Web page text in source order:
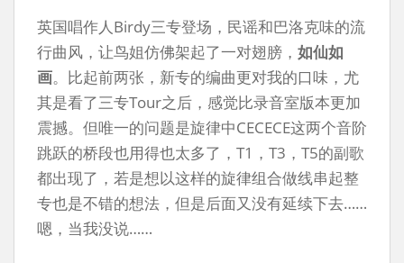
英国唱作人Birdy三专登场，民谣和巴洛克味的流
行曲风，让鸟姐仿佛架起了一对翅膀， 如仙如
画。比起前两张，新专的编曲更对我的口味，尤
其是看了三专Tour之后，感觉比录音室版本更加
震撼。但唯一的问题是旋律中CECECE这两个音阶
跳跃的桥段也用得也太多了，T1，T3，T5的副歌
都出现了，若是想以这样的旋律组合做线串起整
专也是不错的想法，但是后面又没有延续下去……
嗯，当我没说……